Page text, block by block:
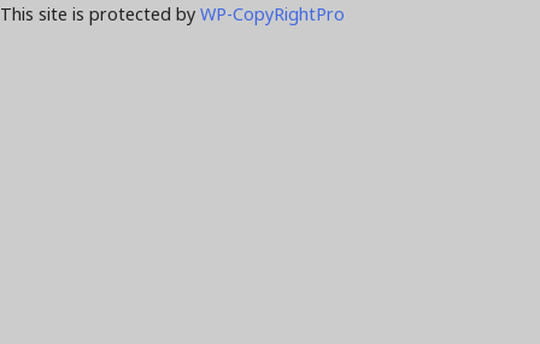
This site is protected by WP-CopyRightPro